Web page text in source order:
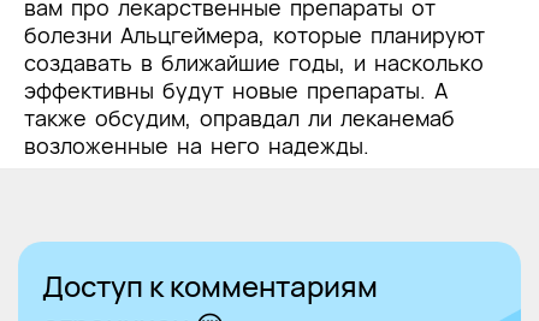
вам про лекарственные препараты от
болезни Альцгеймера, которые планируют
создавать в ближайшие годы, и насколько
эффективны будут новые препараты. А
также обсудим, оправдал ли леканемаб
возложенные на него надежды.
Доступ к комментариям